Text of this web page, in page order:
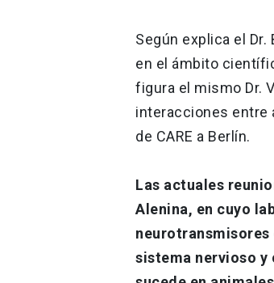
Según explica el
en el ámbito
figura el mismo Dr.
interacciones entre
de CARE a Berlín.
Las actuales
Alenina, en cuyo
sistema nervioso y